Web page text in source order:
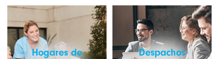
Hogares de
Despachos